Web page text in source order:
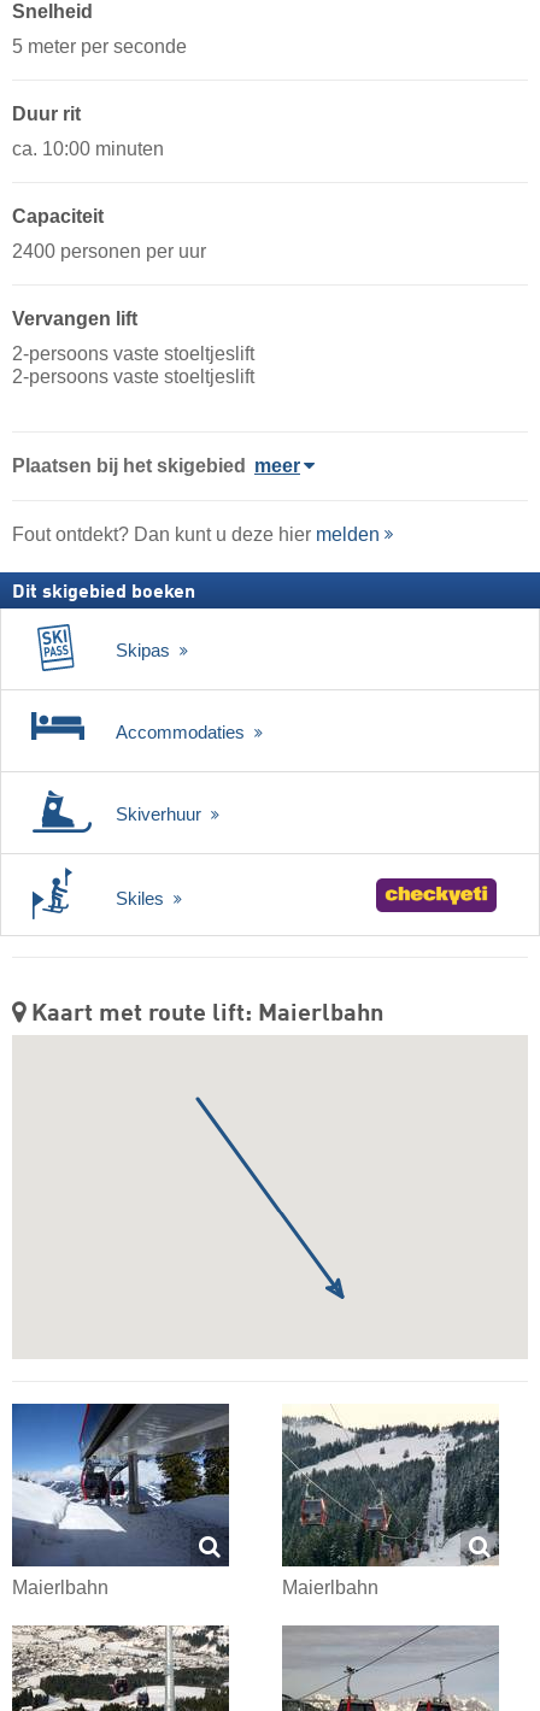
Snelheid
5 meter per seconde
Duur rit
ca. 10:00 minuten
Capaciteit
2400 personen per uur
Vervangen lift
2-persoons vaste stoeltjeslift
2-persoons vaste stoeltjeslift
Plaatsen bij het skigebied meer
Fout ontdekt? Dan kunt u deze hier melden
Dit skigebied boeken
Skipas
Accommodaties
Skiverhuur
Skiles
Kaart met route lift: Maierlbahn
Maierlbahn Maierlbahn